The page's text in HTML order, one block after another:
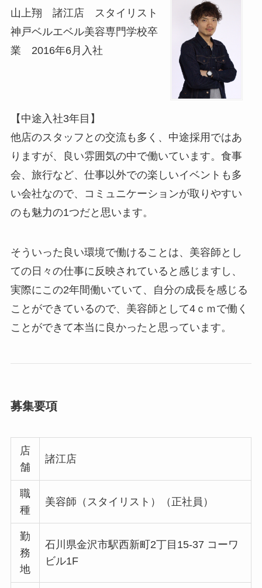
山上翔 諸江店 スタイリスト
神戸ベルエベル美容専門学校卒
業 2016年6月入社
【中途入社3年目】
他店のスタッフとの交流も多く、中途採用ではあ
りますが、良い雰囲気の中で働いています。食事
会、旅行など、仕事以外での楽しいイベントも多
い会社なので、コミュニケーションが取りやすい
のも魅力の1つだと思います。
そういった良い環境で働けることは、美容師とし
ての日々の仕事に反映されていると感じますし、
実際にこの2年間働いていて、自分の成長を感じる
ことができているので、美容師として4ｃｍで働く
ことができて本当に良かったと思っています。
募集要項
店
舗
諸江店
職
種
美容師（スタイリスト）（正社員）
勤
務
地
石川県金沢市駅西新町2丁目15-37 コーワ
ビル1F